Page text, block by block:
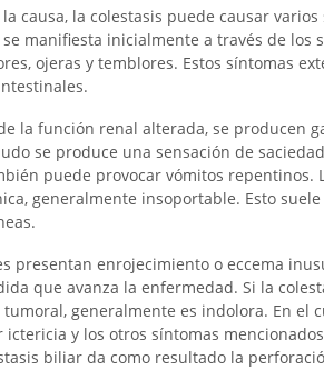
causa, la colestasis puede causar
manifiesta inicialmente a través de los
ojeras y temblores. Estos síntomas
la función renal alterada, se producen
se produce una sensación de
puede provocar vómitos repentinos.
generalmente insoportable. Esto
presentan enrojecimiento o eccema
que avanza la enfermedad. Si la
generalmente es indolora. En el
ictericia y los otros síntomas
biliar da como resultado la